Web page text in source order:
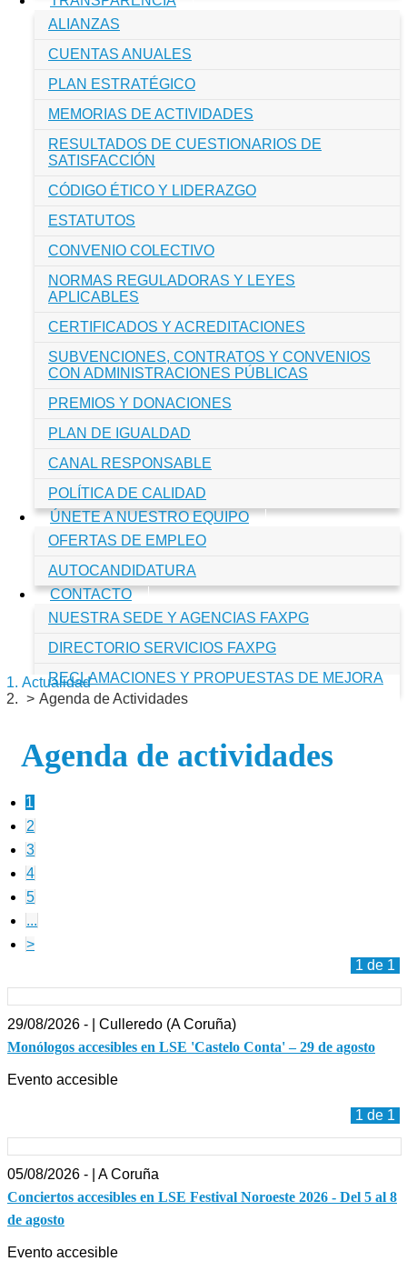
ALIANZAS
CUENTAS ANUALES
PLAN ESTRATÉGICO
MEMORIAS DE ACTIVIDADES
RESULTADOS DE CUESTIONARIOS DE
SATISFACCIÓN
CÓDIGO ÉTICO Y LIDERAZGO
ESTATUTOS
CONVENIO COLECTIVO
NORMAS REGULADORAS Y LEYES
APLICABLES
CERTIFICADOS Y ACREDITACIONES
SUBVENCIONES, CONTRATOS Y CONVENIOS
CON ADMINISTRACIONES PÚBLICAS
PREMIOS Y DONACIONES
PLAN DE IGUALDAD
CANAL RESPONSABLE
POLÍTICA DE CALIDAD
ÚNETE A NUESTRO EQUIPO
OFERTAS DE EMPLEO
AUTOCANDIDATURA
CONTACTO
NUESTRA SEDE Y AGENCIAS FAXPG
DIRECTORIO SERVICIOS FAXPG
RECLAMACIONES Y PROPUESTAS DE MEJORA
Actualidad
Agenda de Actividades
Agenda de actividades
1
2
3
4
5
...
>
1 de 1
29/08/2026 - | Culleredo (A Coruña)
Monólogos accesibles en LSE 'Castelo Conta' – 29 de agosto
Evento accesible
1 de 1
05/08/2026 - | A Coruña
Conciertos accesibles en LSE Festival Noroeste 2026 - Del 5 al 8
de agosto
Evento accesible